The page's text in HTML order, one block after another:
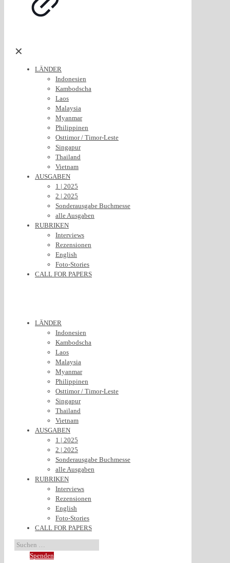
✕
LÄNDER
Indonesien
Kambodscha
Laos
Malaysia
Myanmar
Philippinen
Osttimor / Timor-Leste
Singapur
Thailand
Vietnam
AUSGABEN
1 | 2025
2 | 2025
Sonderausgabe Buchmesse
alle Ausgaben
RUBRIKEN
Interviews
Rezensionen
English
Foto-Stories
CALL FOR PAPERS
LÄNDER
Indonesien
Kambodscha
Laos
Malaysia
Myanmar
Philippinen
Osttimor / Timor-Leste
Singapur
Thailand
Vietnam
AUSGABEN
1 | 2025
2 | 2025
Sonderausgabe Buchmesse
alle Ausgaben
RUBRIKEN
Interviews
Rezensionen
English
Foto-Stories
CALL FOR PAPERS
Spenden